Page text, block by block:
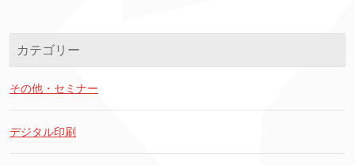
カテゴリー
その他・セミナー
デジタル印刷